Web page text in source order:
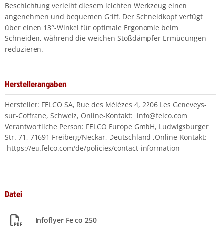
Beschichtung verleiht diesem leichten Werkzeug einen
angenehmen und bequemen Griff. Der Schneidkopf verfügt
über einen 13°-Winkel für optimale Ergonomie beim
Schneiden, während die weichen Stoßdämpfer Ermüdungen
reduzieren.
Herstellerangaben
Hersteller: FELCO SA, Rue des Mélèzes 4, 2206 Les Geneveys-
sur-Coffrane, Schweiz, Online-Kontakt: info@felco.com
Verantwortliche Person: FELCO Europe GmbH, Ludwigsburger
Str. 71, 71691 Freiberg/Neckar, Deutschland ,Online-Kontakt:
https://eu.felco.com/de/policies/contact-information
Datei
Infoflyer Felco 250